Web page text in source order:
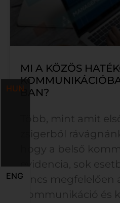
MI A KÖZÖS
BAN?
Több, mint amit
zsigerből
hogy a belső
evidencia, sok
nincs megfelelően
Kommunikáció és
HUN
ENG